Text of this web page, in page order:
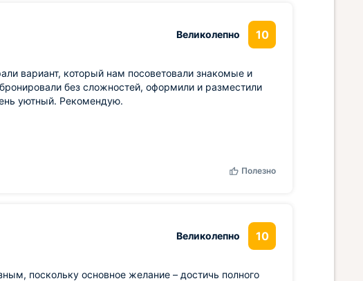
Великолепно 10
вариант, который нам посоветовали знакомые и
без сложностей, оформили и разместили
уютный. Рекомендую.
Полезно
Великолепно 10
поскольку основное желание – достичь полного